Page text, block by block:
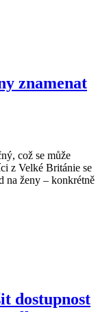
znamenat
což se může
z Velké Británie se
na ženy –⁠ konkrétně
dostupnost